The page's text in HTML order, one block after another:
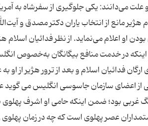
علت می‌دانند: یکی جلوگیری از سفرشاه به
هژیر مانع از انتخاب یاران دکتر مصدق و
بودن او اعلام می‌نماید. از نظر فدائیان
در خدمت منافع بیگانگان به‌خصوص
ارگان فدائیان اسلام و بعد از ترور هژیر از
اعضای سازمان جاسوسی انگلیس می گوید
بود؛ ضمن اینکه حامی او اشرف پهلوی
عصر پهلوی است که چه در زمان